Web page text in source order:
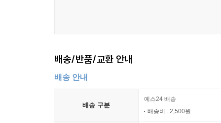
배송/반품/교환 안내
배송 안내
배송 구분
예스24 배송
배송비 : 2,500원